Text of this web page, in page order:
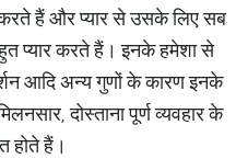
हैं और प्यार से उसके लिए सब
प्यार करते हैं। इनके हमेशा से
आदि अन्य गुणों के कारण इनके
दोस्ताना पूर्ण व्यवहार के
होते हैं।